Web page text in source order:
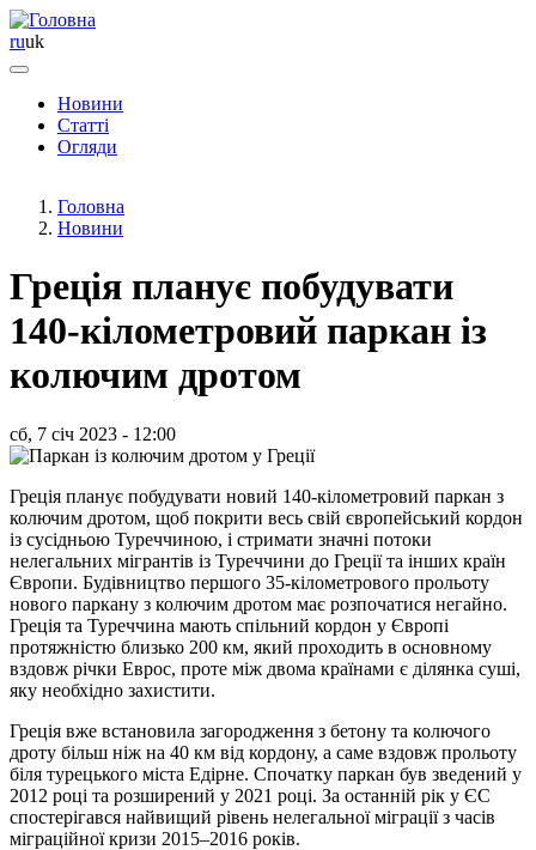
ruuk
Основная
навигация
Новини
Статті
Огляди
Головна
Новини
Греція планує побудувати
140-кілометровий паркан із
колючим дротом
сб, 7 січ 2023 - 12:00
Греція планує побудувати новий 140-кілометровий паркан з
колючим дротом, щоб покрити весь свій європейський кордон
із сусідньою Туреччиною, і стримати значні потоки
нелегальних мігрантів із Туреччини до Греції та інших країн
Європи. Будівництво першого 35-кілометрового прольоту
нового паркану з колючим дротом має розпочатися негайно.
Греція та Туреччина мають спільний кордон у Європі
протяжністю близько 200 км, який проходить в основному
вздовж річки Еврос, проте між двома країнами є ділянка суші,
яку необхідно захистити.
Греція вже встановила загородження з бетону та колючого
дроту більш ніж на 40 км від кордону, а саме вздовж прольоту
біля турецького міста Едірне. Спочатку паркан був зведений у
2012 році та розширений у 2021 році. За останній рік у ЄС
спостерігався найвищий рівень нелегальної міграції з часів
міграційної кризи 2015–2016 років.